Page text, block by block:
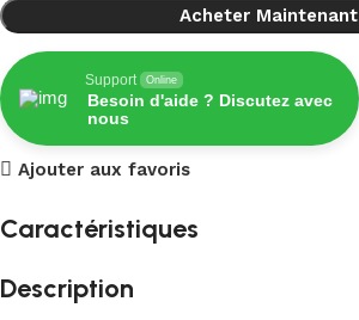
Acheter Maintenant
Support Online
Besoin d'aide ? Discutez avec
nous
Ajouter aux favoris
Caractéristiques
Description